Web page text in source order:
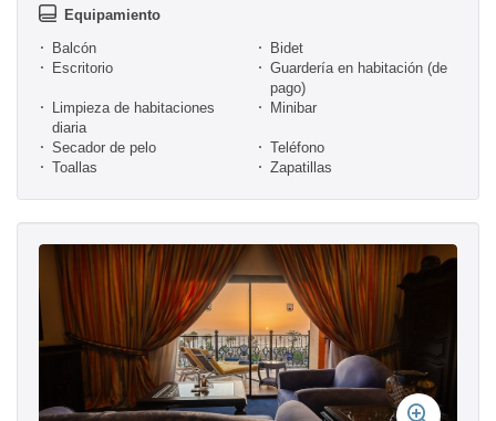
Equipamiento
Balcón
Bidet
Escritorio
Guardería en habitación (de
pago)
Limpieza de habitaciones
diaria
Minibar
Secador de pelo
Teléfono
Toallas
Zapatillas